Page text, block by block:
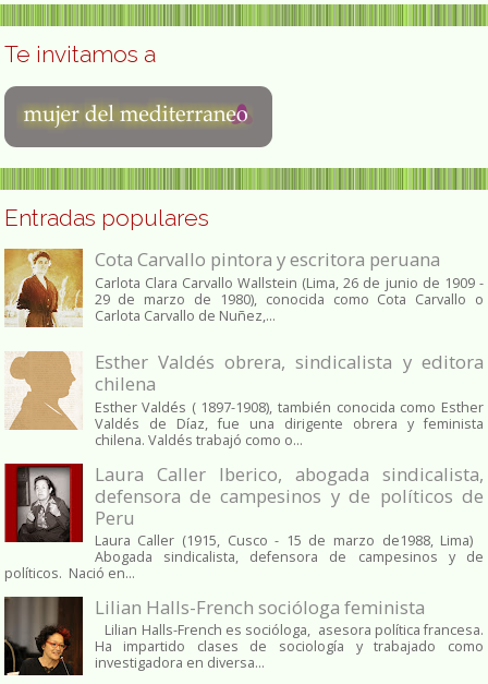
Te invitamos a
Entradas populares
Cota Carvallo pintora y escritora peruana
Carlota Clara Carvallo Wallstein (Lima, 26 de junio de 1909 -
29 de marzo de 1980), conocida como Cota Carvallo o
Carlota Carvallo de Nuñez,...
Esther Valdés obrera, sindicalista y editora
chilena
Esther Valdés ( 1897-1908), también conocida como Esther
Valdés de Díaz, fue una dirigente obrera y feminista
chilena. Valdés trabajó como o...
Laura Caller Iberico, abogada sindicalista,
defensora de campesinos y de políticos de
Peru
Laura Caller (1915, Cusco - 15 de marzo de1988, Lima)
Abogada sindicalista, defensora de campesinos y de
políticos. Nació en...
Lilian Halls-French socióloga feminista
Lilian Halls-French es socióloga, asesora política francesa.
Ha impartido clases de sociología y trabajado como
investigadora en diversa...